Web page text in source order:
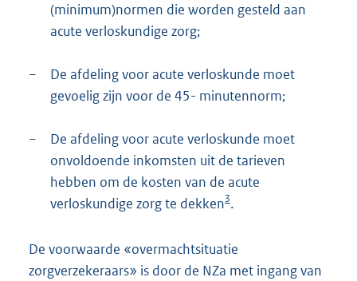
(minimum)normen die worden gesteld aan
acute verloskundige zorg;
−
De afdeling voor acute verloskunde moet
gevoelig zijn voor de 45- minutennorm;
−
De afdeling voor acute verloskunde moet
onvoldoende inkomsten uit de tarieven
hebben om de kosten van de acute
verloskundige zorg te dekken3.
De voorwaarde «overmachtsituatie
zorgverzekeraars» is door de NZa met ingang van